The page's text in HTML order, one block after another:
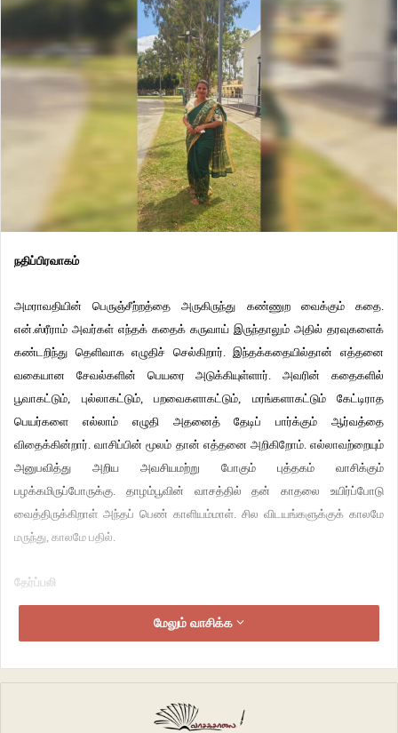
நதிப்பிரவாகம்
அமராவதியின் பெருஞ்சீற்றத்தை அருகிருந்து கண்ணுற வைக்கும் கதை.
என்.ஸ்ரீராம் அவர்கள் எந்தக் கதைக் கருவாய் இருந்தாலும் அதில் தரவுகளைக்
கண்டறிந்து தெளிவாக எழுதிச் செல்கிறார். இந்தக்கதையில்தான் எத்தனை
வகையான சேவல்களின் பெயரை அடுக்கியுள்ளார். அவரின் கதைகளில்
பூவாகட்டும், புல்லாகட்டும், பறவைகளாகட்டும், மரங்களாகட்டும் கேட்டிராத
பெயர்களை எல்லாம் எழுதி அதனைத் தேடிப் பார்க்கும் ஆர்வத்தை
விதைக்கின்றார். வாசிப்பின் மூலம் தான் எத்தனை அறிகிறோம். எல்லாவற்றையும்
அனுபவித்து அறிய அவசியமற்று போகும் புத்தகம் வாசிக்கும்
பழக்கமிருப்போருக்கு. தாழம்பூவின் வாசத்தில் தன் காதலை உயிர்ப்போடு
வைத்திருக்கிறாள் அந்தப் பெண் காளியம்மாள். சில விடயங்களுக்குக் காலமே
மருந்து, காலமே பதில்.
தேர்ப்பலி
நினைத்துப்பார்க்கக் கூட துணியாத காரியத்தை
ஆழத்தையோ உணராத வண்ணம் ஒருத்தனை மூடனாக்கி விடுகிறது. எனது
மேலும் வாசிக்க